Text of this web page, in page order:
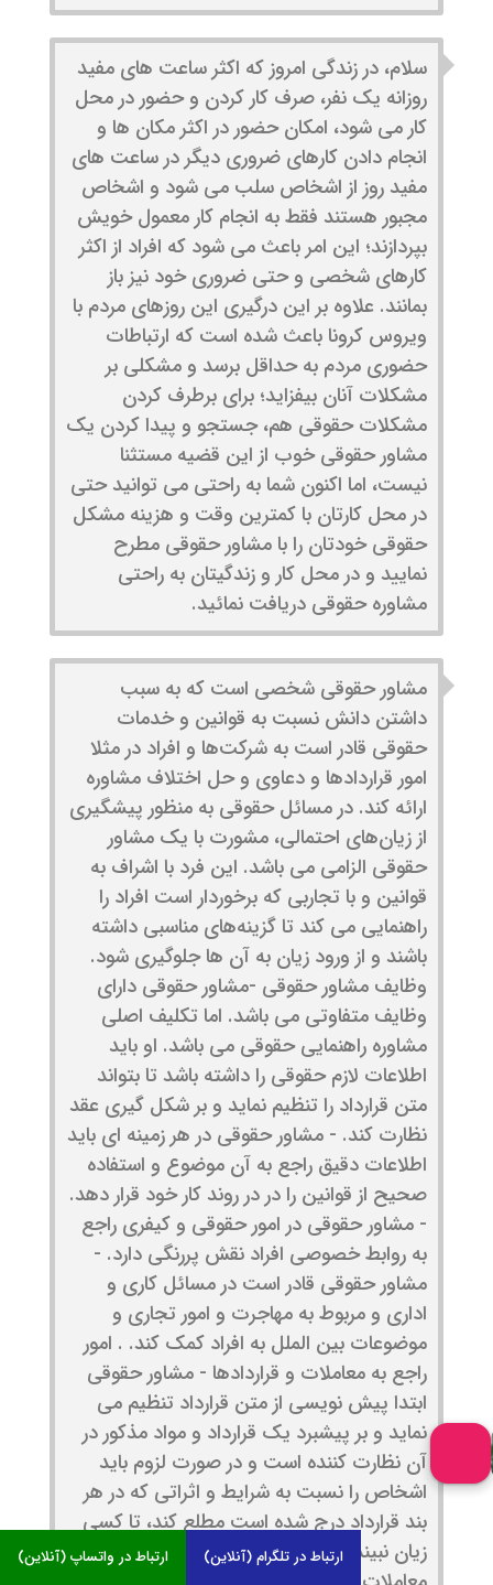
سلام، در زندگی امروز که اکثر ساعت های مفید
روزانه یک نفر، صرف کار کردن و حضور در محل
کار می شود، امکان حضور در اکثر مکان ها و
انجام دادن کارهای ضروری دیگر در ساعت های
مفید روز از اشخاص سلب می شود و اشخاص
مجبور هستند فقط به انجام کار معمول خویش
بپردازند؛ این امر باعث می شود که افراد از اکثر
کارهای شخصی و حتی ضروری خود نیز باز
بمانند. علاوه بر این درگیری این روزهای مردم با
ویروس کرونا باعث شده است که ارتباطات
حضوری مردم به حداقل برسد و مشکلی بر
مشکلات آنان بیفزاید؛ برای برطرف کردن
مشکلات حقوقی هم، جستجو و پیدا کردن یک
مشاور حقوقی خوب از این قضیه مستثنا
نیست، اما اکنون شما به راحتی می توانید حتی
در محل کارتان با کمترین وقت و هزینه مشکل
حقوقی خودتان را با مشاور حقوقی مطرح
نمایید و در محل کار و زندگیتان به راحتی
مشاوره حقوقی دریافت نمائید.
مشاور حقوقی شخصی است که به سبب
داشتن دانش نسبت به قوانین و خدمات
حقوقی قادر است به شرکت‌ها و افراد در مثلا
امور قراردادها و دعاوی و حل اختلاف مشاوره
ارائه کند. در مسائل حقوقی به منظور پیشگیری
از زیان‌های احتمالی، مشورت با یک مشاور
حقوقی الزامی می باشد. این فرد با اشراف به
قوانین و با تجاربی که برخوردار است افراد را
راهنمایی می کند تا گزینه‌های مناسبی داشته
باشند و از ورود زیان به آن ها جلوگیری شود.
وظایف مشاور حقوقی -مشاور حقوقی دارای
وظایف متفاوتی می باشد. اما تکلیف اصلی
مشاوره راهنمایی حقوقی می باشد. او باید
اطلاعات لازم حقوقی را داشته باشد تا بتواند
متن قرارداد را تنظیم نماید و بر شکل گیری عقد
نظارت کند. - مشاور حقوقی در هر زمینه ای باید
اطلاعات دقیق راجع به آن موضوع و استفاده
صحیح از قوانین را در در روند کار خود قرار دهد.
- مشاور حقوقی در امور حقوقی و کیفری راجع
به روابط خصوصی افراد نقش پررنگی دارد. -
مشاور حقوقی قادر است در مسائل کاری و
اداری و مربوط به مهاجرت و امور تجاری و
موضوعات بین الملل به افراد کمک کند. . امور
راجع به معاملات و قراردادها - مشاور حقوقی
ابتدا پیش نویسی از متن قرارداد تنظیم می
نماید و بر پیشبرد یک قرارداد و مواد مذکور در
آن نظارت کننده است و در صورت لزوم باید
اشخاص را نسبت به شرایط و اثراتی که در هر
بند قرارداد درج شده است مطلع کند، تا کسی
زیان نبیند. - مشاور حقوقی قادر است درارتباط در واتساپ (آنلاین) ارتباط در تلگرام (آنلاین)